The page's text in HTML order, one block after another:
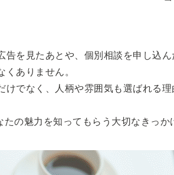
告を見たあとや、個別相談を申し込
ありません。
けでなく、人柄や雰囲気も選ばれる理
の魅力を知ってもらう大切なきっか